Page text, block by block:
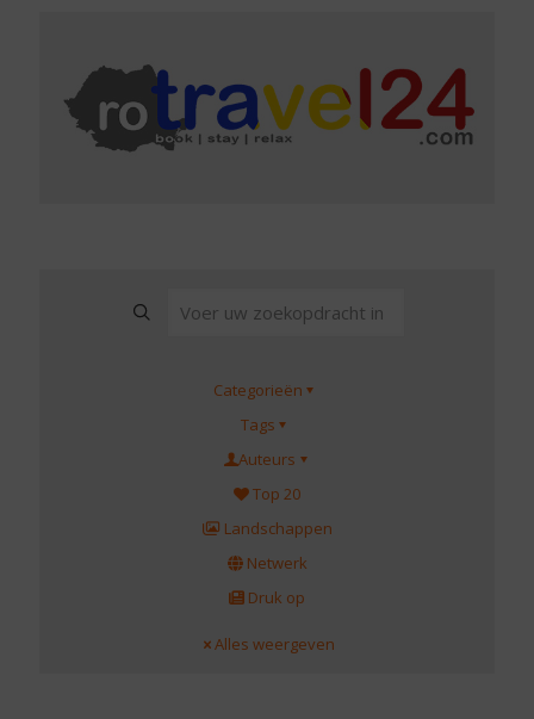
Categorieën
Tags
Auteurs
Top 20
Landschappen
Netwerk
Druk op
Alles weergeven